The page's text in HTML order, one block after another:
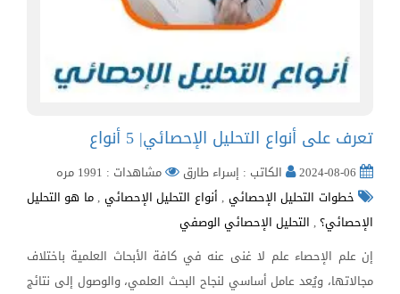
تعرف على أنواع التحليل الإحصائي| 5 أنواع
الكاتب : إسراء طارق
مشاهدات : 1991 مره
خطوات التحليل الإحصائي , أنواع التحليل الإحصائي ,ما هو التحليل
الإحصائي؟, التحليل الإحصائي الوصفي
إن علم الإحصاء علم لا غنى عنه في كافة الأبحاث العلمية باختلاف
مجالاتها، ويُعد عامل أساسي لنجاح البحث العلمي، والوصول إلى نتائج